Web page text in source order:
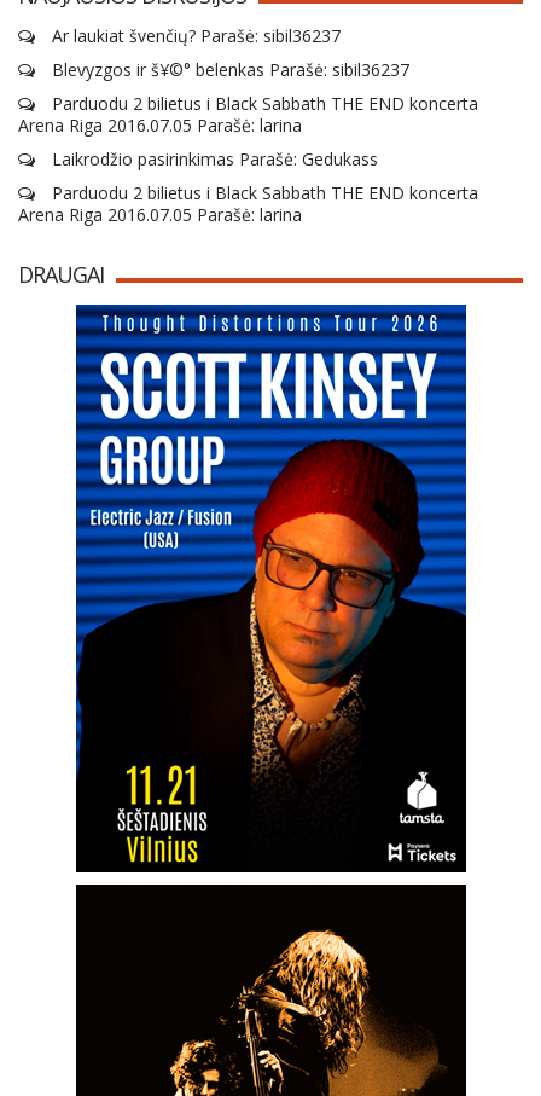
Ar laukiat švenčių? Parašė: sibil36237
Blevyzgos ir š¥©° belenkas Parašė: sibil36237
Parduodu 2 bilietus i Black Sabbath THE END koncerta
Arena Riga 2016.07.05 Parašė: larina
Laikrodžio pasirinkimas Parašė: Gedukass
Parduodu 2 bilietus i Black Sabbath THE END koncerta
Arena Riga 2016.07.05 Parašė: larina
DRAUGAI